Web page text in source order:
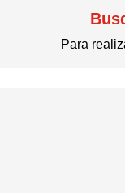
Para